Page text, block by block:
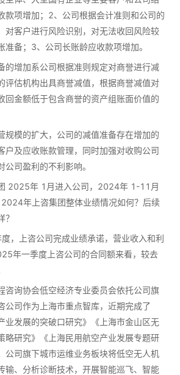
款项增加；2、公司根据会计准则和公司的
对客户进行风险识别，对无法收回风险较
准备；3、公司长账龄应收款项增加。
增加系公司根据准则规定对商誉进行减
评估机构出具商誉减值，根据商誉减值对
回金额低于包含商誉的资产组账面价值的
模的扩大，公司的减值准备存在增加的
户及应收账款管理，同时加强对收购公司
司盈利的不利影响。
年 1月进入公司，2024年 1-11月
年上咨集团整体业绩情况如何？后续
上咨公司完成业绩承诺，营业收入和利
年一季度上咨公司的合同额来看，较去
询协会低空经济专业委员会依托公司旗
公司作为上海市重点智库，近期完成了
业发展的突破口研究》《上海市金山区无
略研究》《上海民用航空产业发展专题研
公司旗下城市运维业务板块将低空无人机
输、分析诊断技术，开展智能巡飞、智能